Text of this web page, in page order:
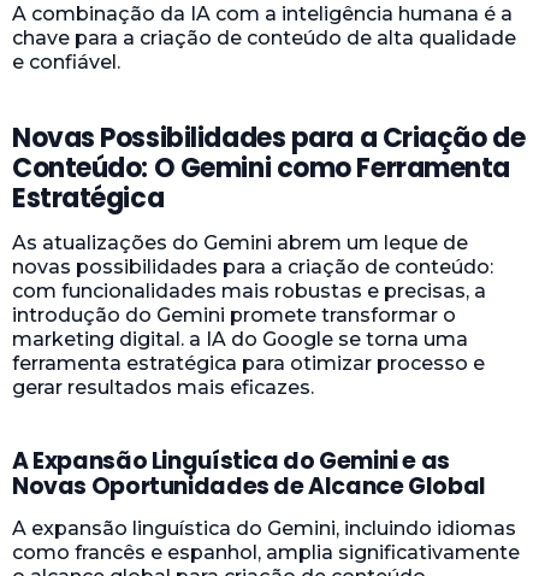
A combinação da IA com a inteligência humana é a
chave para a criação de conteúdo de alta qualidade
e confiável.
Novas Possibilidades para a Criação de
Conteúdo: O Gemini como Ferramenta
Estratégica
As atualizações do Gemini abrem um leque de
novas possibilidades para a criação de conteúdo:
com funcionalidades mais robustas e precisas, a
introdução do Gemini promete transformar o
marketing digital. a IA do Google se torna uma
ferramenta estratégica para otimizar processo e
gerar resultados mais eficazes.
A Expansão Linguística do Gemini e as
Novas Oportunidades de Alcance Global
A expansão linguística do Gemini, incluindo idiomas
como francês e espanhol, amplia significativamente